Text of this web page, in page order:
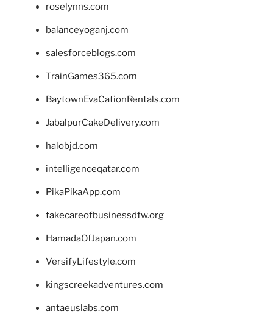
roselynns.com
balanceyoganj.com
salesforceblogs.com
TrainGames365.com
BaytownEvaCationRentals.com
JabalpurCakeDelivery.com
halobjd.com
intelligenceqatar.com
PikaPikaApp.com
takecareofbusinessdfw.org
HamadaOfJapan.com
VersifyLifestyle.com
kingscreekadventures.com
antaeuslabs.com